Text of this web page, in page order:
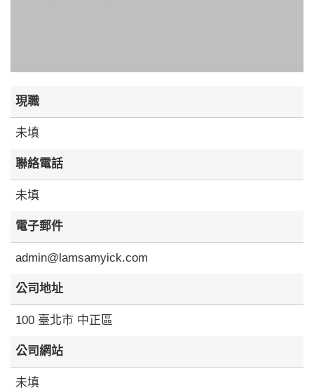
現職
未填
聯絡電話
未填
電子郵件
admin@lamsamyick.com
公司地址
100 臺北市 中正區
公司網站
未填